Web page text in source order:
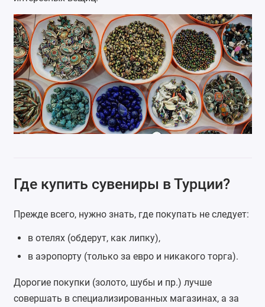
Где купить сувениры в Турции?
Прежде всего, нужно знать, где покупать не следует:
в отелях (обдерут, как липку),
в аэропорту (только за евро и никакого торга).
Дорогие покупки (золото, шубы и пр.) лучше
совершать в специализированных магазинах, а за